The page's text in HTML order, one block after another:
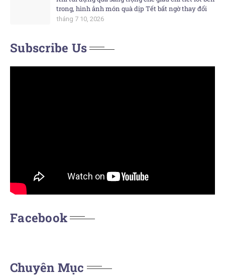
trong, hình ảnh món quà dịp Tết bất ngờ thay đổi
tháng 7 10, 2026
Subscribe Us
Facebook
Chuyên Mục